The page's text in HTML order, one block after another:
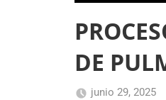
DE
junio 29, 2025